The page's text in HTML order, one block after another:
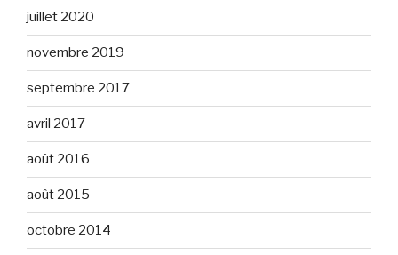
juillet 2020
novembre 2019
septembre 2017
avril 2017
août 2016
août 2015
octobre 2014